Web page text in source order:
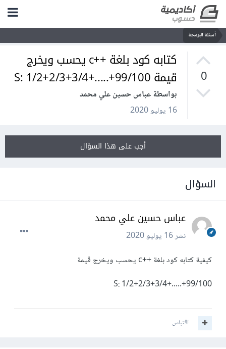
أسئلة البرمجة
0
كتابه كود بلغة ++c يحسب ويخرج
قيمة 99/100+.....+S: 1/2+2/3+3/4
بواسطة عباس حسين علي محمد
16 يوليو 2020
أجب على هذا السؤال
السؤال
عباس حسين علي محمد
نشر16 يوليو 2020
كيفية كتابه كود بلغة ++c يحسب ويخرج قيمة
99/100+.....+S: 1/2+2/3+3/4
اقتباس